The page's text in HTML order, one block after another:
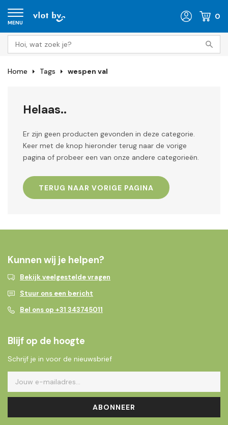
MENU
0
Home Tags wespen val
Helaas..
Er zijn geen producten gevonden in deze categorie.
Keer met de knop hieronder terug naar de vorige
pagina of probeer een van onze andere categorieën.
TERUG NAAR VORIGE PAGINA
Kunnen wij je helpen?
Bekijk veelgestelde vragen
Stuur ons een bericht
Bel ons op +31 343745011
Blijf op de hoogte
Schrijf je in voor de nieuwsbrief
ABONNEER